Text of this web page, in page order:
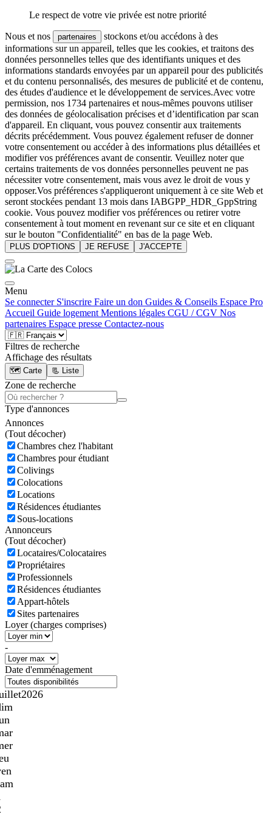
Le respect de votre vie privée est notre priorité
Nous et nos partenaires
stockons et/ou accédons à des
informations sur un appareil, telles que les cookies, et traitons des
données personnelles telles que des identifiants uniques et des
informations standards envoyées par un appareil pour des publicités
et du contenu personnalisés, des mesures de publicité et de contenu,
des études d'audience et le développement de services.Avec votre
permission, nos 1734 partenaires et nous-mêmes pouvons utiliser
des données de géolocalisation précises et d’identification par scan
d'appareil. En cliquant, vous pouvez consentir aux traitements
décrits précédemment. Vous pouvez également refuser de donner
votre consentement ou accéder à des informations plus détaillées et
modifier vos préférences avant de consentir. Veuillez noter que
certains traitements de vos données personnelles peuvent ne pas
nécessiter votre consentement, mais vous avez le droit de vous y
opposer.Vos préférences s'appliqueront uniquement à ce site Web et
seront stockées pendant 13 mois dans IABGPP_HDR_GppString
cookie. Vous pouvez modifier vos préférences ou retirer votre
consentement à tout moment en revenant sur ce site et en cliquant
sur le bouton "Confidentialité" en bas de la page Web.
PLUS D'OPTIONS JE REFUSE J'ACCEPTE
Menu
Se connecter S'inscrire Faire un don Guides & Conseils Espace Pro
Accueil Guide logement Mentions légales CGU / CGV Nos
partenaires Espace presse Contactez-nous
Filtres de recherche
Affichage des résultats
🗺️ Carte 📃 Liste
Zone de recherche
Type d'annonces
Annonces
(Tout décocher)
Chambres chez l'habitant
Chambres pour étudiant
Colivings
Colocations
Locations
Résidences étudiantes
Sous-locations
Annonceurs
(Tout décocher)
Locataires/Colocataires
Propriétaires
Professionnels
Résidences étudiantes
Appart-hôtels
Sites partenaires
Loyer (charges comprises)
-
Date d'emménagement
2026